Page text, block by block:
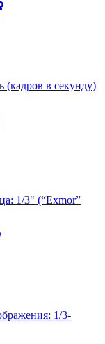
(кадров в секунду)
1/3" (“Exmor”
1/3-